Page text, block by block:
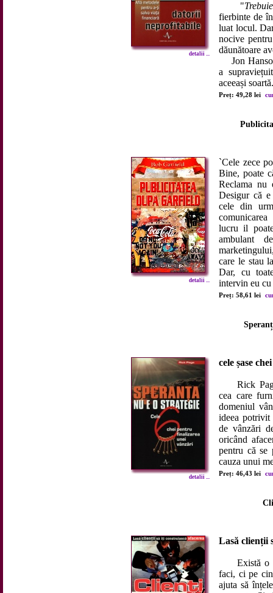
detalii ...
"
fierbinte de
luat locul.
nocive
dăunătoare
Jon
a
aceeași
Preț: 49,28 lei
detalii ...
`Cele zece
Bine, poate
Reclama nu
Desigur că
cele din
lucru il
ambulant
care le stau
Dar, cu
intervin eu cu
Preț: 58,61 lei
detalii ...
cele șase
Rick
cea care
domeniul
ideea potrivit
de vânzări
oricând
pentru că se
cauza unui
Preț: 46,43 lei
Lasă clienții
Există o
faci, ci pe
ajuta să